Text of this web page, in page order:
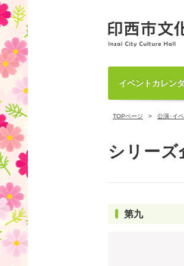
イベントカレン
TOPページ 公演･イ
シリーズ
第九